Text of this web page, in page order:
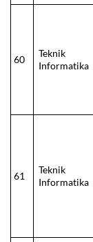
60
Teknik
Informatika
61
Teknik
Informatika